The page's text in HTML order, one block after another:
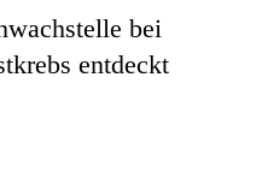
bei
entdeckt